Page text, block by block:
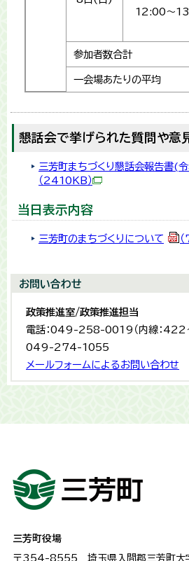
12:00～
参加者数合計
一会場あたりの平均
懇話会で挙げられた質問や意
三芳町まちづくり懇話会報告書(
（2410KB）
当日表示内容
三芳町のまちづくりについて
お問い合わせ
政策推進室/政策推進担当
電話：049-258-0019（内線：
049-274-1055
メールフォームによるお問い合わせ
三芳町役場
〒354-8555 埼玉県入間郡三芳町大